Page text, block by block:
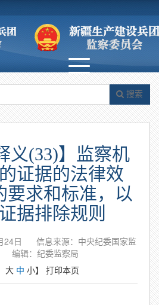
搜索
义(33)】监察机
证据的法律效
要求和标准，以
据排除规则
24日
信息来源：中央纪委国家监
编辑：纪委监察局
大 中 小】 打印本页